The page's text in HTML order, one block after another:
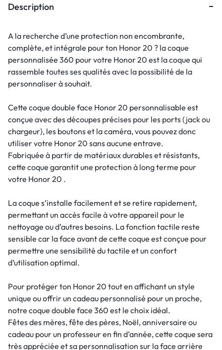
Description
A la recherche d’une protection non encombrante,
complète, et intégrale pour ton Honor 20 ? la coque
personnalisée 360 pour votre Honor 20 est la coque qui
rassemble toutes ses qualités avec la possibilité de la
personnaliser à souhait.
Cette coque double face Honor 20 personnalisable est
conçue avec des découpes précises pour les ports (jack ou
chargeur), les boutons et la caméra, vous pouvez donc
utiliser votre Honor 20 sans aucune entrave.
Fabriquée à partir de matériaux durables et résistants,
cette coque garantit une protection à long terme pour
votre Honor 20 .
La coque s’installe facilement et se retire rapidement,
permettant un accès facile à votre appareil pour le
nettoyage ou d’autres besoins. La fonction tactile reste
sensible car la face avant de cette coque est conçue pour
permettre une sensibilité du tactile et un confort
d’utilisation optimal.
Pour protéger ton Honor 20 tout en affichant un style
unique ou offrir un cadeau personnalisé pour un proche,
notre coque double face 360 est le choix idéal.
Fêtes des mères, fête des pères, Noël, anniversaire ou
cadeau pour un professeur en fin d’année, cette coque sera
très appréciée et sa personnalisation sur la face arrière